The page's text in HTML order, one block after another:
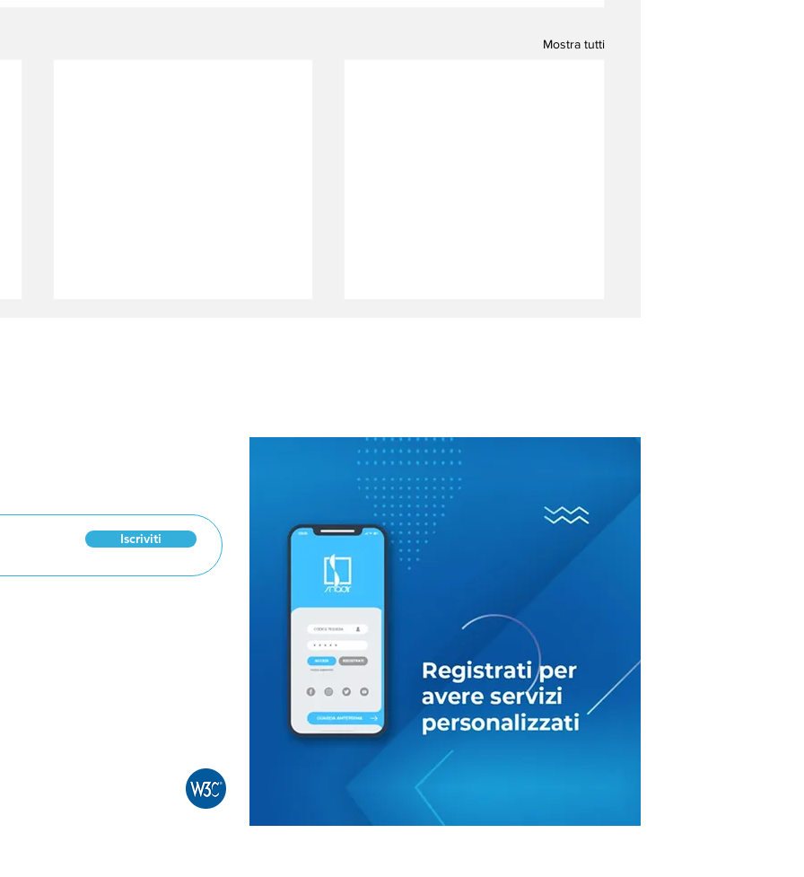
Mostra tutti
incontra gli insegnanti
di religione
Manzoni fuori dalle
scuole? Il ‘processo’ ai
Promessi Sposi tra
provocazione e realtà
Iscriviti